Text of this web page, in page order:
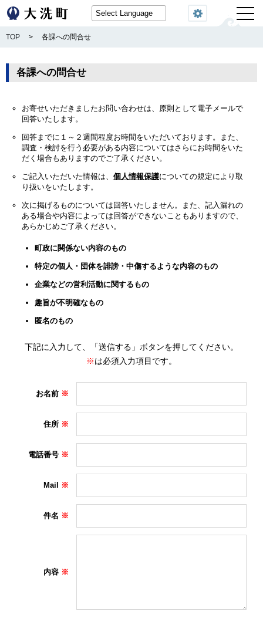
閲覧機能
TOP > 各課への問合せ
各課への問合せ
お寄せいただきましたお問い合わせは、原則として電子メールで
回答いたします。
回答までに１～２週間程度お時間をいただいております。また、
調査・検討を行う必要がある内容についてはさらにお時間をいた
だく場合もありますのでご了承ください。
ご記入いただいた情報は、 個人情報保護についての規定により取
り扱いをいたします。
次に掲げるものについては回答いたしません。また、記入漏れの
ある場合や内容によっては回答ができないこともありますので、
あらかじめご了承ください。
町政に関係ない内容のもの
特定の個人・団体を誹謗・中傷するような内容のもの
企業などの営利活動に関するもの
趣旨が不明確なもの
匿名のもの
下記に入力して、「送信する」ボタンを押してください。
※は必須入力項目です。
お名前
住所
電話番号
Mail
件名
内容